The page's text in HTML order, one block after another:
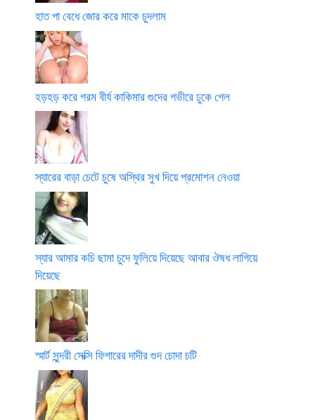
হাত পা বেধে জোর করে মাকে চুদলাম
হড়হড় করে গরম বীর্য কাকিমার গুদের গভীরে ঢুকে গেল
স্যারের বাড়া চেটে চুষে অস্থির সুখ দিয়ে প্রমোশন নেওয়া
স্যার আমার কচি ছামা চুদে ফুলিয়ে দিয়েছে আবার ঔষধ লাগিয়ে
দিয়েছে
স্মার্ট সুন্দরী সেক্সি ফিগারের দাদীর গুদ চোদা চটি